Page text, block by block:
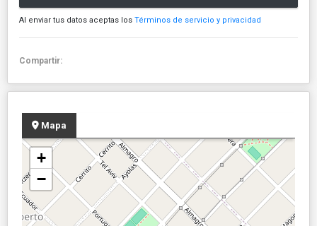
Al enviar tus datos aceptas los Términos de servicio y privacidad
Compartir:
Mapa
+
−